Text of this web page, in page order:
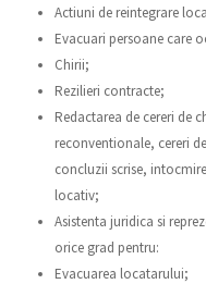
Actiuni de reintegrare
Evacuari persoane care
Chirii;
Rezilieri contracte;
Redactarea de cereri de
reconventionale, cereri
concluzii scrise,
locativ;
Asistenta juridica si
orice grad pentru:​
Evacuarea locatarului;